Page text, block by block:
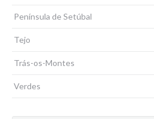
Península de Setúbal
Tejo
Trás-os-Montes
Verdes